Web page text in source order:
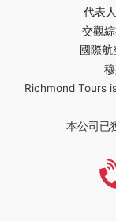
代表
交觀
國際
Richmond Tours
本公司已